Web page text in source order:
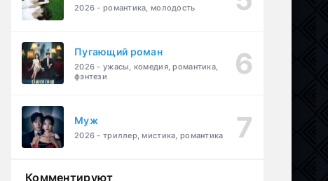
2026 - романтика, молодость
Пугающий роман
2026 - ужасы, комедия, романтика,
фэнтези
Муж
2026 - триллер, мистика, романтика
Комментируют